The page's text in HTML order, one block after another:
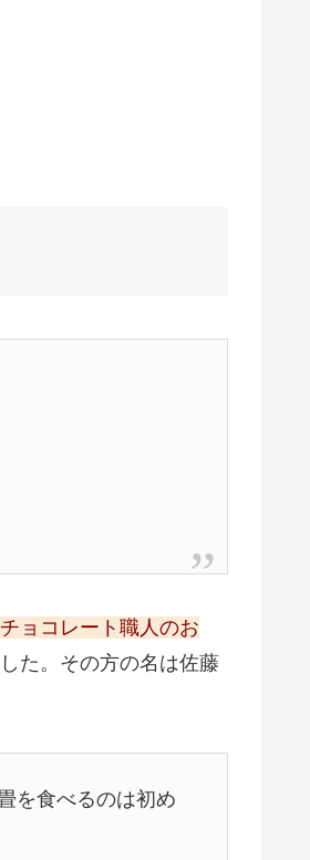
ョコレート職人のお
た。その方の名は佐藤
を食べるのは初め